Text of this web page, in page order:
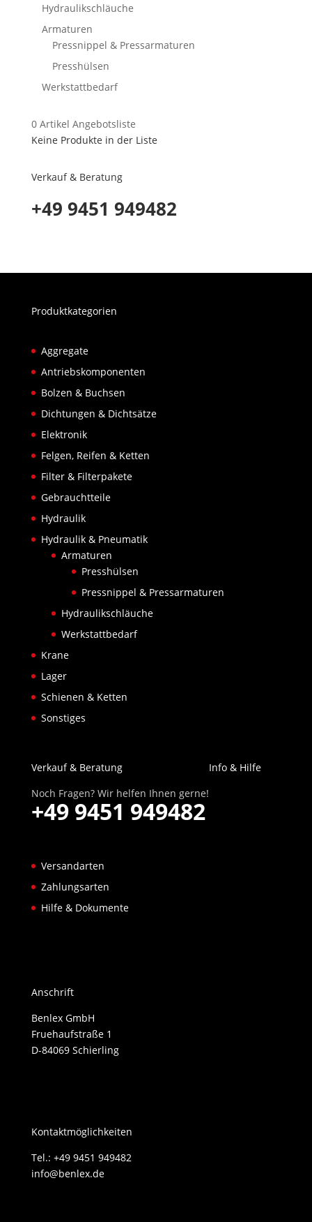
Hydraulikschläuche
Armaturen
Pressnippel & Pressarmaturen
Presshülsen
Werkstattbedarf
0Artikel Angebotsliste
Keine Produkte in der Liste
Verkauf & Beratung
+49 9451 949482
Produktkategorien
Aggregate
Antriebskomponenten
Bolzen & Buchsen
Dichtungen & Dichtsätze
Elektronik
Felgen, Reifen & Ketten
Filter & Filterpakete
Gebrauchtteile
Hydraulik
Hydraulik & Pneumatik
Armaturen
Presshülsen
Pressnippel & Pressarmaturen
Hydraulikschläuche
Werkstattbedarf
Krane
Lager
Schienen & Ketten
Sonstiges
Verkauf & Beratung
Noch Fragen? Wir helfen Ihnen gerne!
+49 9451 949482
Info & Hilfe
Versandarten
Zahlungsarten
Hilfe & Dokumente
Anschrift
Benlex GmbH
Fruehaufstraße 1
D-84069 Schierling
Kontaktmöglichkeiten
Tel.: +49 9451 949482
info@benlex.de